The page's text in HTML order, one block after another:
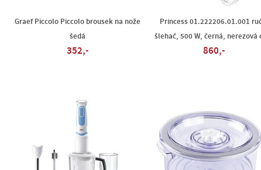
Graef Piccolo Piccolo brousek na nože
šedá
352,-
Princess 01.222206.01.001
šlehač, 500 W, černá, nerezová
860,-